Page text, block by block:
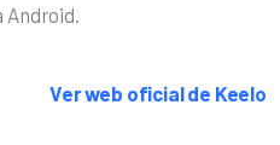
Ver web oficial de Keelo